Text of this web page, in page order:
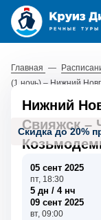
Главная —
(1 ночь) – Нижний
Скидка до 20%
Нижний
Свияжск–
05 сент 2025
пт, 18:30
5 дн / 4 нч
09 сент 2025
вт, 09:00